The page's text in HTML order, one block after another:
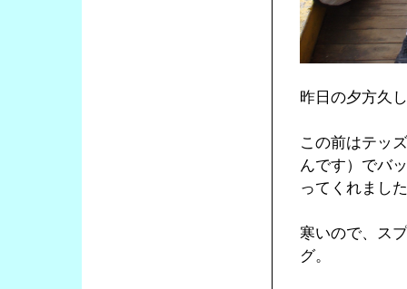
昨日の夕方久
この前はテッ
んです）でバ
ってくれまし
寒いので、ス
グ。